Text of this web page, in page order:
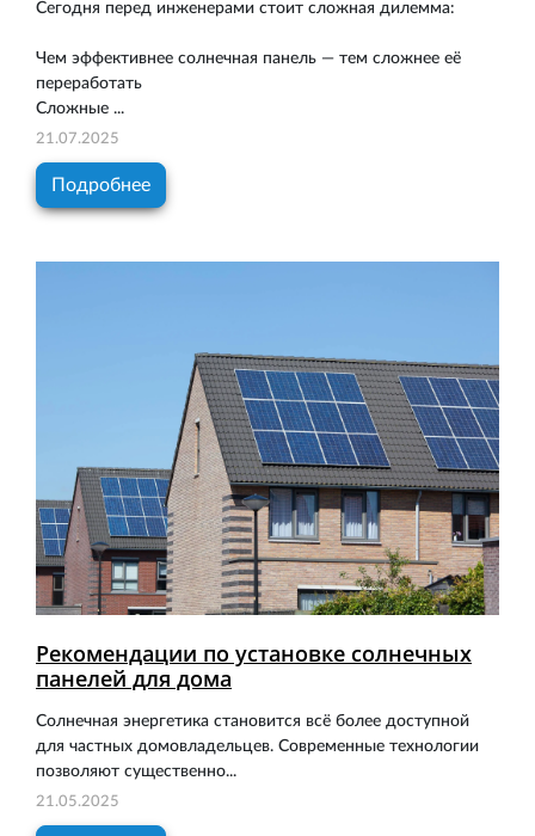
Сегодня перед инженерами стоит сложная дилемма:
Чем эффективнее солнечная панель — тем сложнее её
переработать
Сложные ...
21.07.2025
Подробнее
Рекомендации по установке солнечных
панелей для дома
Солнечная энергетика становится всё более доступной
для частных домовладельцев. Современные технологии
позволяют существенно...
21.05.2025